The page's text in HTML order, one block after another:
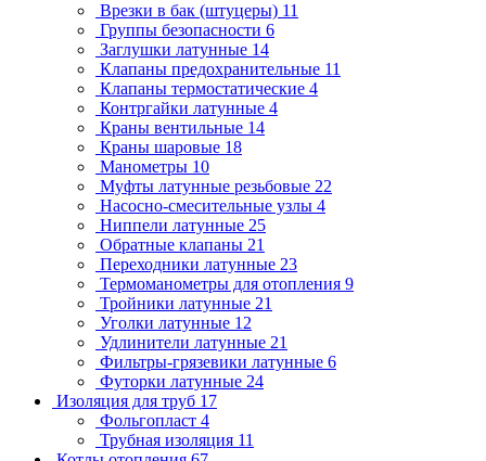
Врезки в бак (штуцеры) 11
Группы безопасности 6
Заглушки латунные 14
Клапаны предохранительные 11
Клапаны термостатические 4
Контргайки латунные 4
Краны вентильные 14
Краны шаровые 18
Манометры 10
Муфты латунные резьбовые 22
Насосно-смесительные узлы 4
Ниппели латунные 25
Обратные клапаны 21
Переходники латунные 23
Термоманометры для отопления 9
Тройники латунные 21
Уголки латунные 12
Удлинители латунные 21
Фильтры-грязевики латунные 6
Футорки латунные 24
Изоляция для труб 17
Фольгопласт 4
Трубная изоляция 11